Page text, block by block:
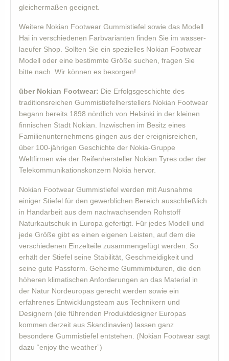
gleichermaßen geeignet.
Weitere Nokian Footwear Gummistiefel sowie das Modell
Hai in verschiedenen Farbvarianten finden Sie im wasser-
laeufer Shop. Sollten Sie ein spezielles Nokian Footwear
Modell oder eine bestimmte Größe suchen, fragen Sie
bitte nach. Wir können es besorgen!
über Nokian Footwear: Die Erfolgsgeschichte des
traditionsreichen Gummistiefelherstellers Nokian Footwear
begann bereits 1898 nördlich von Helsinki in der kleinen
finnischen Stadt Nokian. Inzwischen im Besitz eines
Familienunternehmens gingen aus der ereignisreichen,
über 100-jährigen Geschichte der Nokia-Gruppe
Weltfirmen wie der Reifenhersteller Nokian Tyres oder der
Telekommunikationskonzern Nokia hervor.
Nokian Footwear Gummistiefel werden mit Ausnahme
einiger Stiefel für den gewerblichen Bereich ausschließlich
in Handarbeit aus dem nachwachsenden Rohstoff
Naturkautschuk in Europa gefertigt. Für jedes Modell und
jede Größe gibt es einen eigenen Leisten, auf dem die
verschiedenen Einzelteile zusammengefügt werden. So
erhält der Stiefel seine Stabilität, Geschmeidigkeit und
seine gute Passform. Geheime Gummimixturen, die den
höheren klimatischen Anforderungen an das Material in
der Natur Nordeuropas gerecht werden sowie ein
erfahrenes Entwicklungsteam aus Technikern und
Designern (die führenden Produktdesigner Europas
kommen derzeit aus Skandinavien) lassen ganz
besondere Gummistiefel entstehen. (Nokian Footwear sagt
dazu “enjoy the weather”)